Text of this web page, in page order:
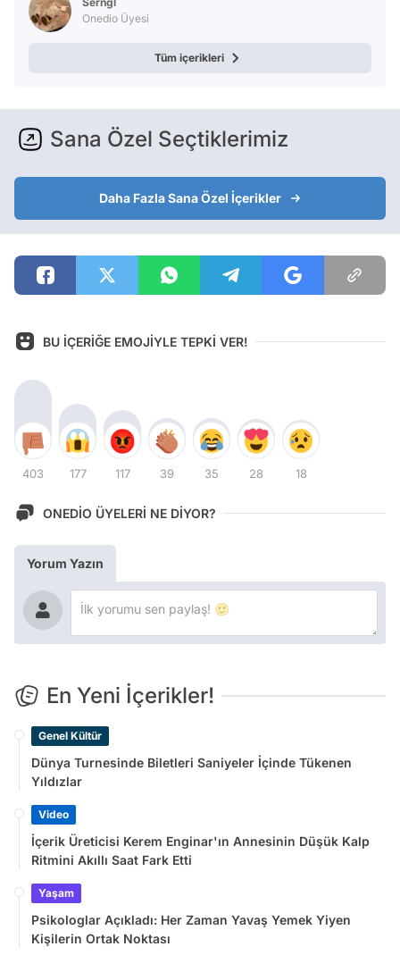
Onedio Üyesi
Tüm içerikleri
Sana Özel Seçtiklerimiz
Daha Fazla Sana Özel İçerikler
BU İÇERİĞE EMOJİYLE TEPKİ VER!
403 177 117 39 35 28 18
ONEDİO ÜYELERİ NE DİYOR?
Yorum Yazın
En Yeni İçerikler!
Genel Kültür
Dünya Turnesinde Biletleri Saniyeler İçinde Tükenen
Yıldızlar
Video
İçerik Üreticisi Kerem Enginar'ın Annesinin Düşük Kalp
Ritmini Akıllı Saat Fark Etti
Yaşam
Psikologlar Açıkladı: Her Zaman Yavaş Yemek Yiyen
Kişilerin Ortak Noktası